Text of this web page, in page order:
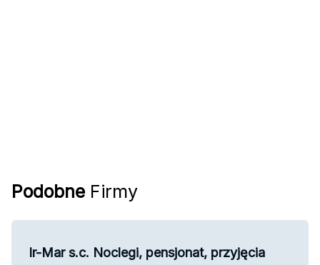
Podobne Firmy
Ir-Mar s.c. Noclegi, pensjonat, przyjęcia